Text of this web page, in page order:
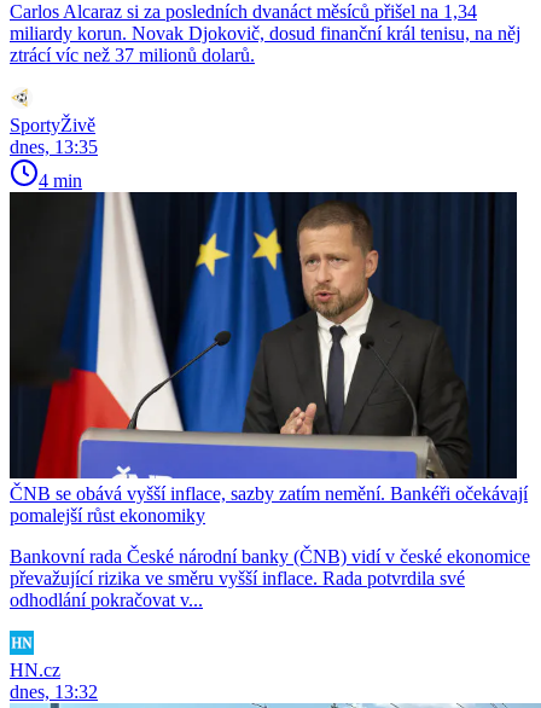
Carlos Alcaraz si za posledních dvanáct měsíců přišel na 1,34
miliardy korun. Novak Djokovič, dosud finanční král tenisu, na něj
ztrácí víc než 37 milionů dolarů.
SportyŽivě
dnes, 13:35
4 min
ČNB se obává vyšší inflace, sazby zatím nemění. Bankéři očekávají
pomalejší růst ekonomiky
Bankovní rada České národní banky (ČNB) vidí v české ekonomice
převažující rizika ve směru vyšší inflace. Rada potvrdila své
odhodlání pokračovat v...
HN.cz
dnes, 13:32